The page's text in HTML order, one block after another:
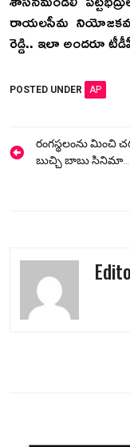
రాయలసీమ
రెడ్డి.. ఇలా అందరూ
POSTED UNDER AP
Post
navigation
రంగస్థలంను మించి
బుచ్చి బాబు సినిమా…